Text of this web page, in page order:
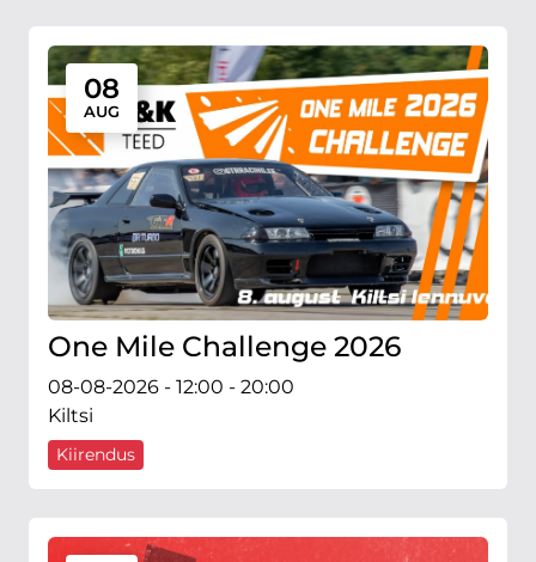
08
AUG
One Mile Challenge 2026
08-08-2026 - 12:00 - 20:00
Kiltsi
Kiirendus